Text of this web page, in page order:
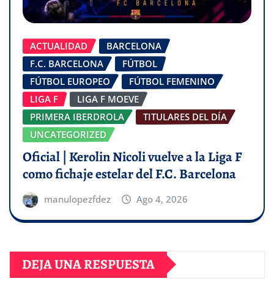
ACTUALIDAD
BARCELONA
F.C. BARCELONA
FÚTBOL
FÚTBOL EUROPEO
FÚTBOL FEMENINO
LIGA F
LIGA F MOEVE
PRIMERA IBERDROLA
TITULARES DEL DÍA
UNCATEGORIZED
Oficial | Kerolin Nicoli vuelve a la Liga F
como fichaje estelar del F.C. Barcelona
manulopezfdez Ago 4, 2026
DEJA UNA RESPUESTA